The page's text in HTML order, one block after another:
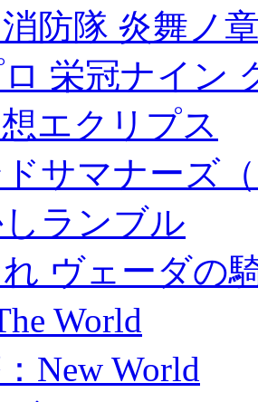
防隊 炎舞ノ
栄冠ナイン
エクリプス
サマナーズ
ランブル
ヴェーダの
World
New World